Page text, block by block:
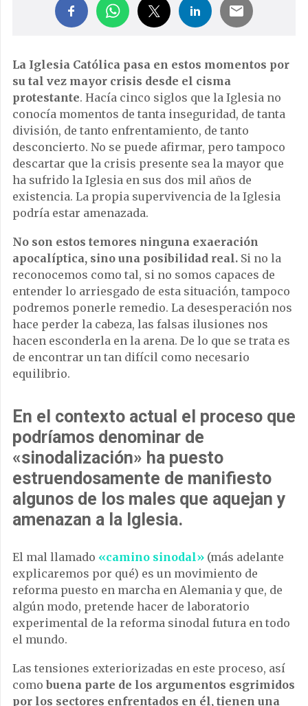
La Iglesia Católica pasa en estos momentos por
su tal vez mayor crisis desde el cisma
protestante. Hacía cinco siglos que la Iglesia no
conocía momentos de tanta inseguridad, de tanta
división, de tanto enfrentamiento, de tanto
desconcierto. No se puede afirmar, pero tampoco
descartar que la crisis presente sea la mayor que
ha sufrido la Iglesia en sus dos mil años de
existencia. La propia supervivencia de la Iglesia
podría estar amenazada.
No son estos temores ninguna exaeración
apocalíptica, sino una posibilidad real. Si no la
reconocemos como tal, si no somos capaces de
entender lo arriesgado de esta situación, tampoco
podremos ponerle remedio. La desesperación nos
hace perder la cabeza, las falsas ilusiones nos
hacen esconderla en la arena. De lo que se trata es
de encontrar un tan difícil como necesario
equilibrio.
En el contexto actual el proceso que
podríamos denominar de
«sinodalización» ha puesto
estruendosamente de manifiesto
algunos de los males que aquejan y
amenazan a la Iglesia.
El mal llamado «camino sinodal» (más adelante
explicaremos por qué) es un movimiento de
reforma puesto en marcha en Alemania y que, de
algún modo, pretende hacer de laboratorio
experimental de la reforma sinodal futura en todo
el mundo.
Las tensiones exteriorizadas en este proceso, así
como buena parte de los argumentos esgrimidos
por los sectores enfrentados en él, tienen una